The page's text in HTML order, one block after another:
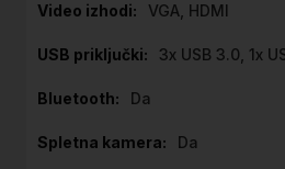
VGA, HDMI
3x USB 3.0, 1x
Da
Da